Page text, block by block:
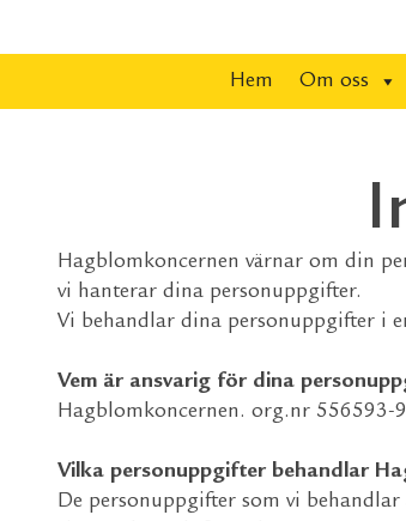
Hem Om oss
Hagblomkoncernen värnar om din
vi hanterar dina personuppgifter.
Vi behandlar dina personuppgifter i
Vem är ansvarig för dina
Hagblomkoncernen. org.nr 556593-
Vilka personuppgifter behandlar
De personuppgifter som vi